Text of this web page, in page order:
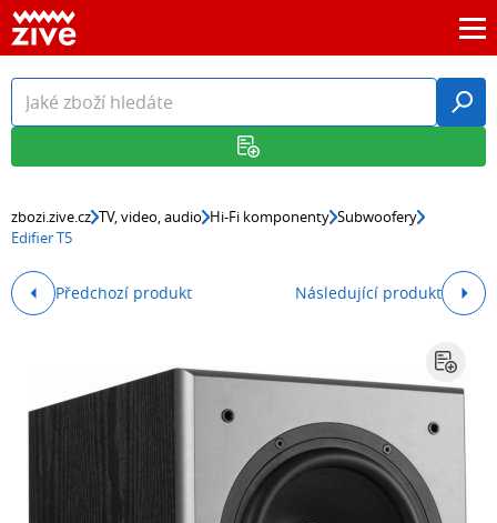
zbozi.zive.cz TV, video, audio Hi-Fi komponenty Subwoofery
Edifier T5
Předchozí produkt Následující produkt